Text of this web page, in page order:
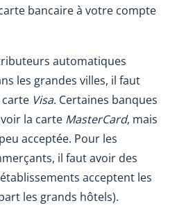
bancaire à votre compte
automatiques
les grandes villes, il faut
Visa. Certaines banques
la carte MasterCard, mais
acceptée. Pour les
il faut avoir des
acceptent les
les grands hôtels).